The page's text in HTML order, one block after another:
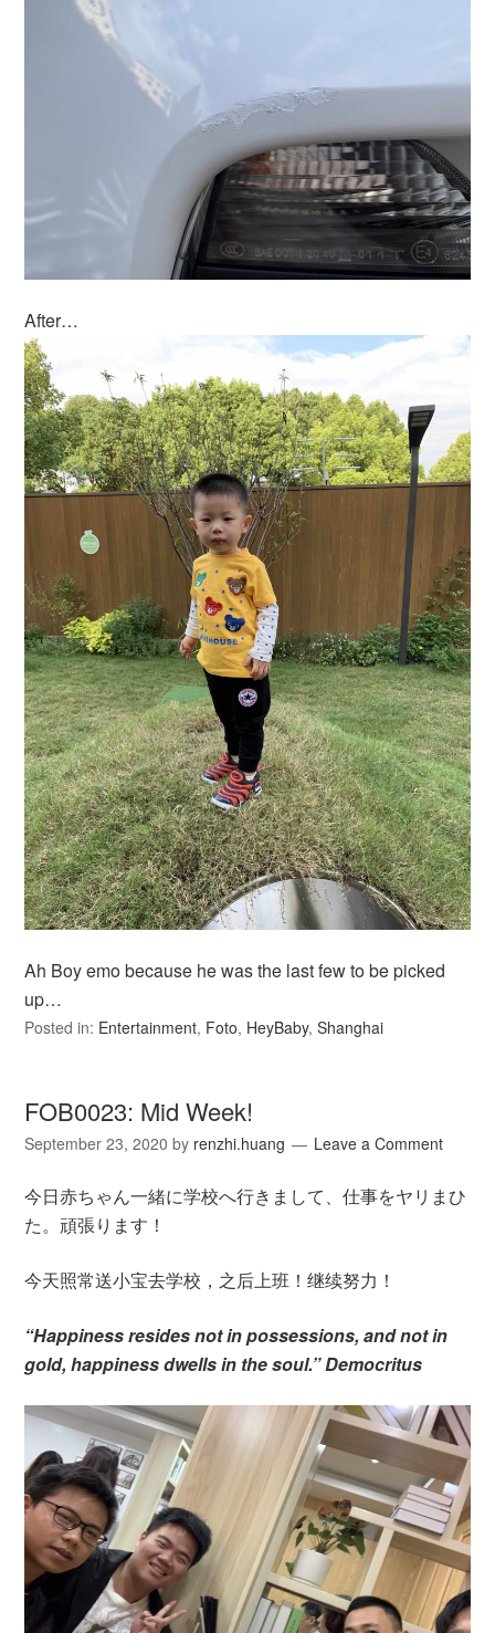
After…
Ah Boy emo because he was the last few to be picked
up…
Posted in: Entertainment, Foto, HeyBaby,Shanghai
FOB0023: Mid Week!
September 23, 2020 by renzhi.huang Leave a Comment
今日赤ちゃん一緒に学校へ行きまして、仕事をヤリまひ
た。頑張ります！
今天照常送小宝去学校，之后上班！继续努力！
“Happiness resides not in possessions, and not in
gold, happiness dwells in the soul.” Democritus